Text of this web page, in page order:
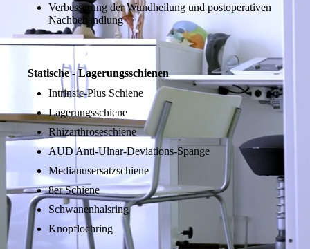
Verbesserung der Wundheilung und postoperativen
Nachbehandlung
Statische - Lagerungsschienen
Intrinsic-Plus Schiene
Lagerungsschiene
Rhizarthroseschiene
AUD Anti-Ulnar-Deviations-Spange
Medianusersatzschiene
8er Schiene
Schwanenhalsring
Knopflochring